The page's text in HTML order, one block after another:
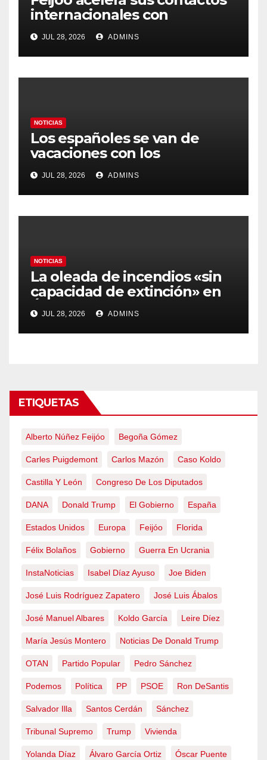
internacionales con
Latinoamérica como socio
prioritario en su agenda de
gobierno
JUL 28, 2026 ADMINS
NOTICIAS
Los españoles se van de
vacaciones con los
carburantes hasta un 21%
más caros que el año pasado
y los hoteles disparados
JUL 28, 2026 ADMINS
NOTICIAS
La oleada de incendios «sin
capacidad de extinción» en
Ávila y al oeste de Madrid
obliga a declarar la
emergencia nacional
JUL 28, 2026 ADMINS
ETIQUETAS
Alberto Núñez Feijóo Begoña Gómez
Carles Puigdemont Carlos Mazón Caso Koldo
Castilla Y León Congreso De Los Diputados
DANA Donald Trump El Gobierno España
Estados Unidos Europa Feijóo Florida
Félix Bolaños Gobierno Guerra En Ucrania
InstaNoticias Isabel Díaz Ayuso Joe Biden
José Luis Rodríguez Zapatero José Luis Ábalos
José Manuel Albares Koldo García Leire Díez
María Jesús Montero Noticias De Donald Trump
OTAN Partido Popular Pedro Sánchez
Podemos Política PP PSOE Ron DeSantis
Salvador Illa Santos Cerdán Sánchez
Tribunal Supremo Trump Vivienda
Yolanda Díaz Álvaro García Ortiz Óscar Puente